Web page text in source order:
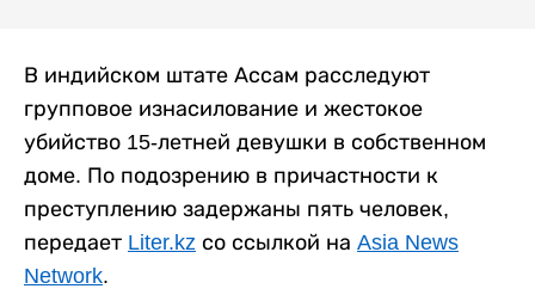
В индийском штате Ассам расследуют
групповое изнасилование и жестокое
убийство 15-летней девушки в собственном
доме. По подозрению в причастности к
преступлению задержаны пять человек,
передает Liter.kz со ссылкой на Asia News
Network.